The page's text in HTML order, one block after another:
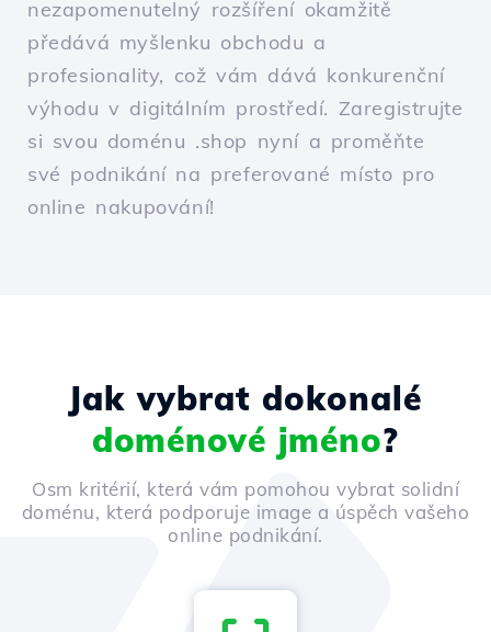
nezapomenutelný rozšíření okamžitě
předává myšlenku obchodu a
profesionality, což vám dává konkurenční
výhodu v digitálním prostředí. Zaregistrujte
si svou doménu .shop nyní a proměňte
své podnikání na preferované místo pro
online nakupování!
Jak vybrat dokonalé
doménové jméno?
Osm kritérií, která vám pomohou vybrat solidní
doménu, která podporuje image a úspěch vašeho
online podnikání.